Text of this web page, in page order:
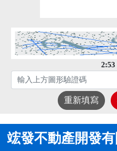
2:53
重新填寫
竤發不動產開發有